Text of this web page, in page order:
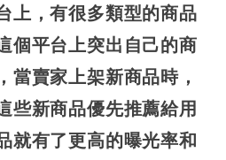
上，有很多類型的商品
個平台上突出自己的商
當賣家上架新商品時，
些新商品優先推薦給用
就有了更高的曝光率和